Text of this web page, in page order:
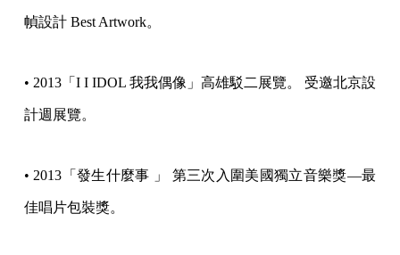
幀設計 Best Artwork。
• 2013「I I IDOL 我我偶像」高雄駁二展覽。 受邀北京設
計週展覽。
• 2013「發生什麼事 」 第三次入圍美國獨立音樂獎—最
佳唱片包裝獎。